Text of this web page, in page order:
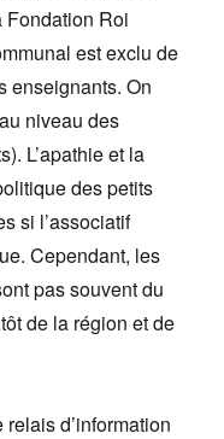
Roi
est exclu de
enseignants. On
niveau des
L’apathie et la
des petits
si l’associatif
Cependant, les
pas souvent du
de la région et de
d’information